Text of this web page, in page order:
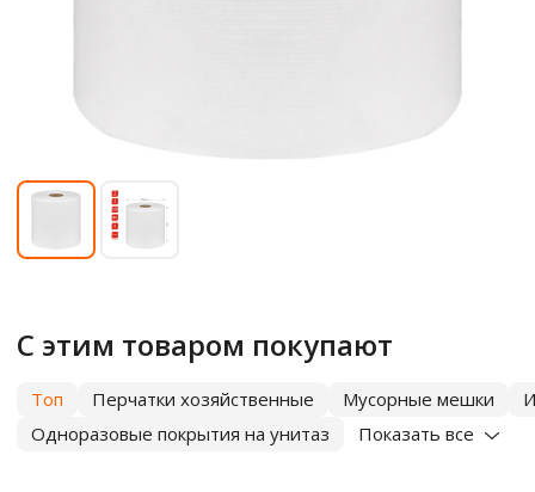
С этим товаром покупают
Топ Перчатки хозяйственные Мусорные мешки
Одноразовые покрытия на унитаз
Показать все